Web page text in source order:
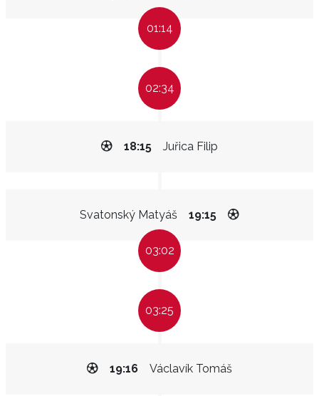
01:14
02:34
Juřica Filip
18:15
Svatonský Matyáš 19:15
03:02
03:25
Václavík Tomáš
19:16